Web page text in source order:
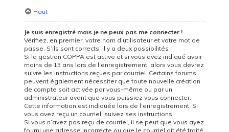
Haut
Je suis enregistré mais je ne peux pas me connecter !
Vérifiez, en premier, votre nom d’utilisateur et votre mot de
passe. S’ils sont corrects, il y a deux possibilités :
Si la gestion COPPA est active et si vous avez indiqué avoir
moins de 13 ans lors de l’enregistrement, alors vous devrez
suivre les instructions reçues par courriel. Certains forums
peuvent également nécessiter que toute nouvelle création
de compte soit activée par vous-même ou par un
administrateur avant que vous puissiez vous connecter.
Cette information est indiquée lors de l’enregistrement. Si
vous avez reçu un courriel, suivez ses instructions.
Si vous n’avez pas reçu de courriel, il se peut que vous ayez
fourni une adresse incorrecte ou que le courriel ait été traité